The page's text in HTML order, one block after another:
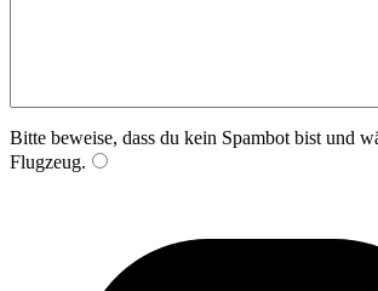
Bitte beweise, dass du kein Spambot bist und
Flugzeug.